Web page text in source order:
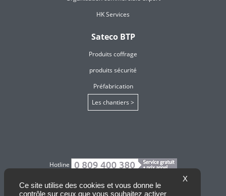
HK Services
Sateco BTP
Produits coffrage
produits sécurité
Préfabrication
Les chantiers >
Hotline
Contact
X
Ce site utilise des cookies et vous donne le
contrôle sur ceux que vous souhaitez activer